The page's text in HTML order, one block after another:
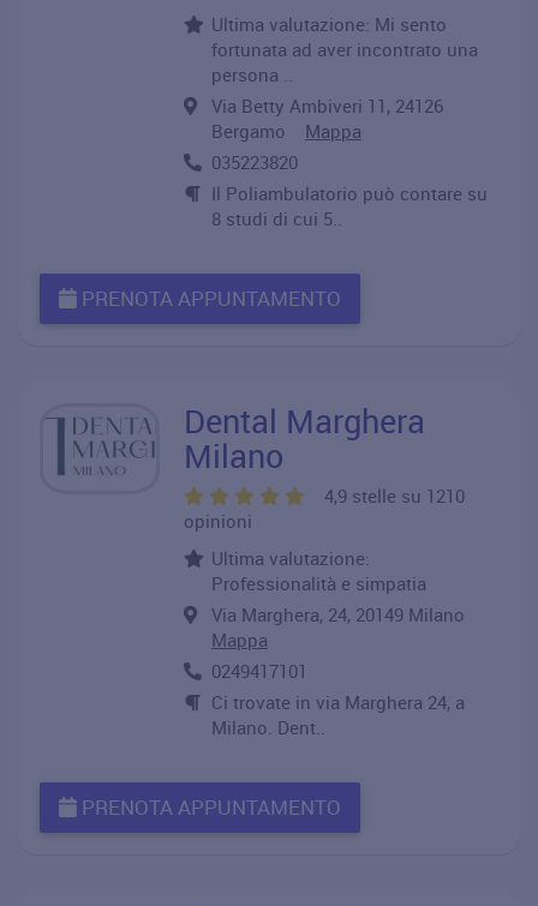
Ultima valutazione: Mi sento
fortunata ad aver incontrato una
persona ..
Via Betty Ambiveri 11, 24126
Bergamo Mappa
035223820
Il Poliambulatorio può contare su
8 studi di cui 5..
PRENOTA APPUNTAMENTO
Dental Marghera
Milano
4,9 stelle su 1210
opinioni
Ultima valutazione:
Professionalità e simpatia
Via Marghera, 24, 20149 Milano
Mappa
0249417101
Ci trovate in via Marghera 24, a
Milano. Dent..
PRENOTA APPUNTAMENTO